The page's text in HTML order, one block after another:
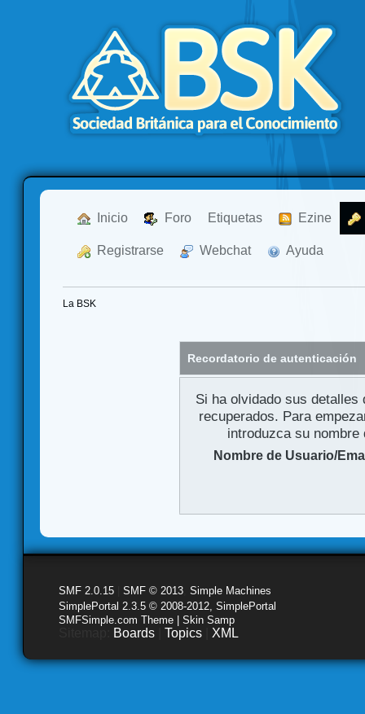
Inicio Foro Etiquetas Ezine
Registrarse Webchat Ayuda
La BSK
Recordatorio de autenticación
Si ha olvidado sus
recuperados. Para
introduzca su
Nombre de Usuario/
SMF 2.0.15 SMF © 2013 Simple Machines
SimplePortal 2.3.5 © 2008-2012, SimplePortal
SMFSimple.com Theme | Skin Samp
Boards Topics XML